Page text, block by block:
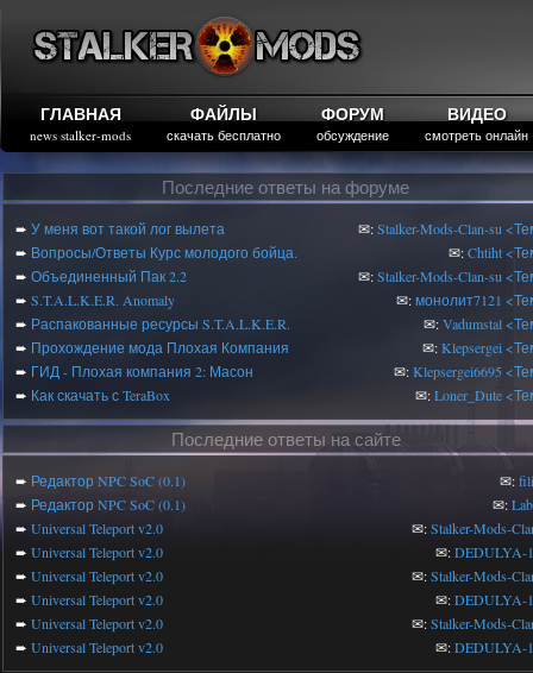
ГЛАВНАЯ
news stalker-mods
ФАЙЛЫ
скачать бесплатно
ФОРУМ
обсуждение
ВИДЕО
смотреть онлайн
Последние ответы на форуме
➨ У меня вот такой лог вылета ✉:Stalker-Mods-Clan-su
➨ Вопросы/Ответы Курс молодого бойца. ✉:Chtiht
➨ Объединенный Пак 2.2 ✉:Stalker-Mods-Clan-su
➨ S.T.A.L.K.E.R. Anomaly ✉:монолит7121
➨ Распакованные ресурсы S.T.A.L.K.E.R. ✉:Vadumstal
➨ Прохождение мода Плохая Компания ✉:Klepsergei
➨ ГИД - Плохая компания 2: Масон ✉:Klepsergei6695
➨ Как скачать с TeraBox ✉:Loner_Dute
Последние ответы на сайте
➨ Редактор NPC SoC (0.1) ✉:
➨ Редактор NPC SoC (0.1) ✉:
➨ Universal Teleport v2.0 ✉:Stalker-Mods-
➨ Universal Teleport v2.0 ✉:DEDULYA-
➨ Universal Teleport v2.0 ✉:Stalker-Mods-
➨ Universal Teleport v2.0 ✉:DEDULYA-
➨ Universal Teleport v2.0 ✉:Stalker-Mods-
➨ Universal Teleport v2.0 ✉:DEDULYA-